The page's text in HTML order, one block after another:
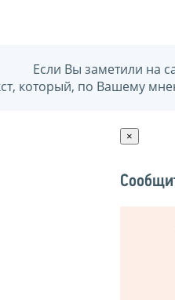
Если Вы заметили на
который, по Вашему
×